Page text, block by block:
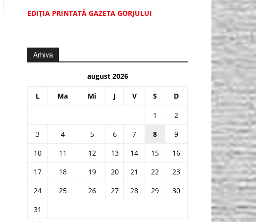
EDIŢIA PRINTATĂ GAZETA GORJULUI
Arhiva
august 2026
L Ma Mi J V S D
1
2
3
4 5 6 7 8
9
10
11 12 13 14 15
16
17
18 19 20 21 22
23
24
25 26 27 28 29
30
31